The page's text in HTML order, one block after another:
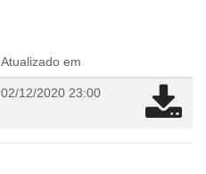
Atualizado em
02/12/2020 23:00